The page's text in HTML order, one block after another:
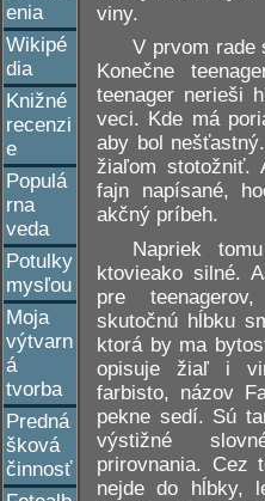
enia
Wikipé
dia
Knižné
recenzi
e
Populá
rna
veda
Potulky
mysľou
Moja
výtvarn
á
tvorba
Predná
šková
činnosť
viny.
V prvom rade
Konečne
teenager nerieši
veci. Kde má
aby bol
žiaľom stotožniť.
fajn napísané,
akčný príbeh.
Napriek
ktovieako silné.
pre
skutočnú hĺbku
ktorá by ma
opisuje žiaľ i
farbisto, názov
pekne sedí. Sú
výstižné
prirovnania. Cez
nejde do hĺbky,